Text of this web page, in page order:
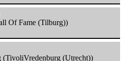
Of Fame (Tilburg))
(TivoliVredenburg (Utrecht))